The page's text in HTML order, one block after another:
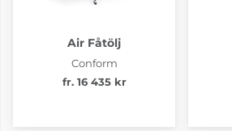
Air Fåtölj
Conform
fr. 16 435 kr